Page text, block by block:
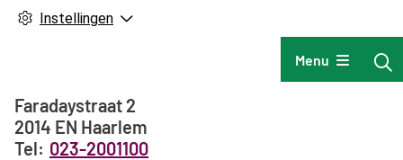
Instellingen
Hoofdmenu
Menu
Adresgegevens
Faradaystraat 2
2014 EN Haarlem
023-2001100